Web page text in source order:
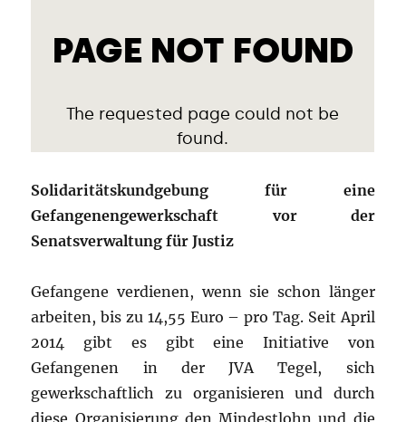
Solidaritätskundgebung für eine
Gefangenengewerkschaft vor der
Senatsverwaltung für Justiz
Gefangene verdienen, wenn sie schon länger
arbeiten, bis zu 14,55 Euro – pro Tag. Seit April
2014 gibt es gibt eine Initiative von
Gefangenen in der JVA Tegel, sich
gewerkschaftlich zu organisieren und durch